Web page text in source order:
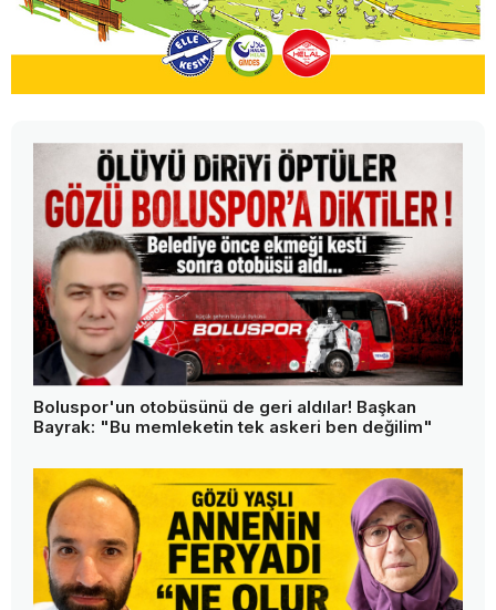
Boluspor'un otobüsünü de geri aldılar! Başkan
Bayrak: "Bu memleketin tek askeri ben değilim"